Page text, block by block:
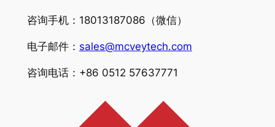
咨询手机：18013187086（微信）
电子邮件： sales@mcveytech.com
咨询电话：+86 0512 57637771